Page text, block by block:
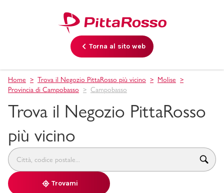
Torna al sito web
Home Trova il Negozio PittaRosso più vicino
Molise
Provincia di Campobasso
Campobasso
Trova il Negozio PittaRosso
più vicino
accessibility.searchform.label.searchform
accessibility.searchform.label.searchinput
accessibility.searchform.autocomplete_status
Trovami